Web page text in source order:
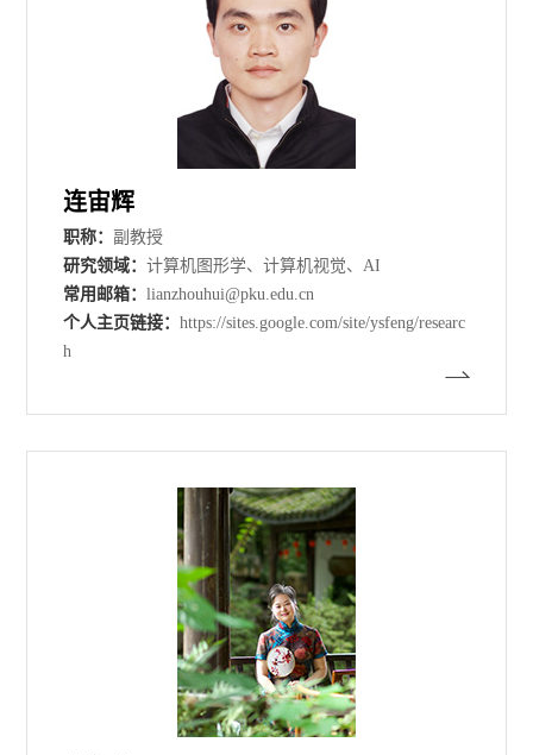
连宙辉
职称：副教授
研究领域：计算机图形学、计算机视觉、AI
常用邮箱：lianzhouhui@pku.edu.cn
个人主页链接：https://sites.google.com/site/ysfeng/researc
h